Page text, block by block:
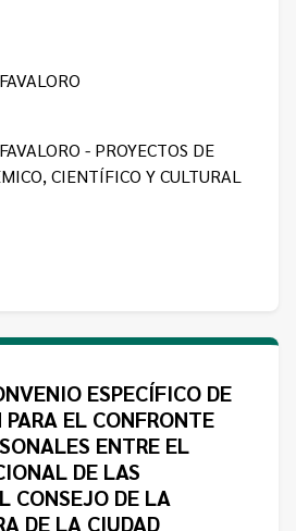
- PROYECTOS DE
CIENTÍFICO Y CULTURAL
ESPECÍFICO DE
PARA EL CONFRONTE
ENTRE EL
DE LAS
CONSEJO DE LA
DE LA CIUDAD